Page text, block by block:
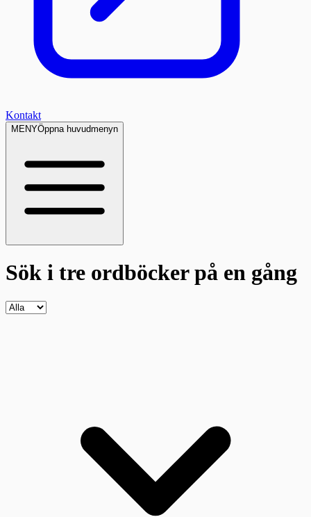
Kontakt
MENYÖppna huvudmenyn
Sök i tre ordböckerpå en gång